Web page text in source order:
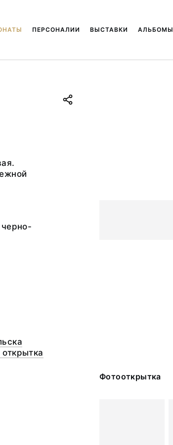
ПЕРСОНАЛИИ ВЫСТАВКИ АЛЬБОМЫ
Фотооткрытка
черно-